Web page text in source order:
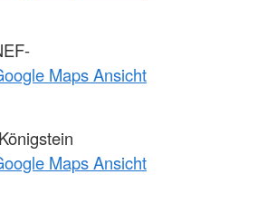
Maps Ansicht
Maps Ansicht